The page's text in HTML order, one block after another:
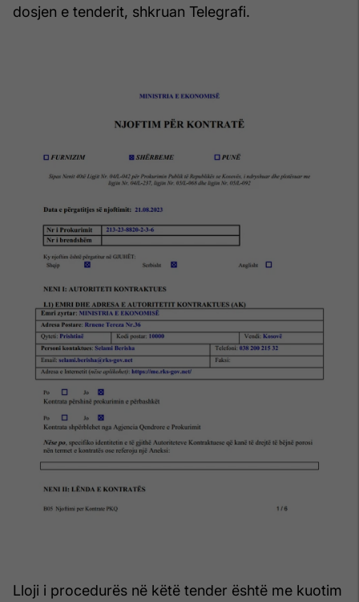
dosjen e tenderit, shkruan Telegrafi.
Lloji i procedurës në këtë tender është me kuotim